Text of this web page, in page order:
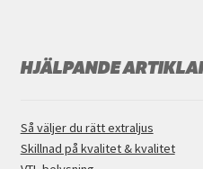
HJÄLPANDE
Så väljer du rätt extraljus
Skillnad på kvalitet & kvalitet